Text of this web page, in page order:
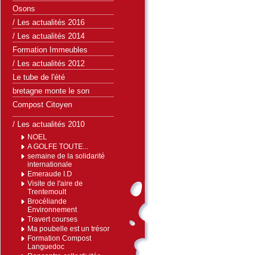
Osons
/ Les actualités 2016
/ Les actualités 2014
Formation Immeubles
/ Les actualités 2012
Le tube de l'été
bretagne monte le son
Compost Citoyen
/ Les actualités 2010
NOEL
A GOLFE TOUTE...
semaine de la solidarité
internationale
Emeraude I.D
Visite de l'aire de
Trentemoult
Brocéliande
Environnement
Travert courses
Ma poubelle est un trésor
Formation Compost
Languedoc